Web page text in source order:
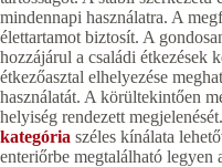
mindennapi használatra. A
élettartamot biztosít. A
hozzájárul a családi étkezések
étkezőasztal elhelyezése
használatát. A körültekintően
helyiség rendezett
kategória széles kínálata
enteriőrbe megtalálható legyen